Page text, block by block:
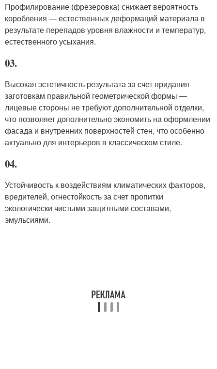
Профилирование (фрезеровка) снижает вероятность
коробления — естественных деформаций материала в
результате перепадов уровня влажности и температур,
естественного усыхания.
03.
Высокая эстетичность результата за счет придания
заготовкам правильной геометрической формы —
лицевые стороны не требуют дополнительной отделки,
что позволяет дополнительно экономить на оформлении
фасада и внутренних поверхностей стен, что особенно
актуально для интерьеров в классическом стиле.
04.
Устойчивость к воздействиям климатических факторов,
вредителей, огнестойкость за счет пропитки
экологически чистыми защитными составами,
эмульсиями.